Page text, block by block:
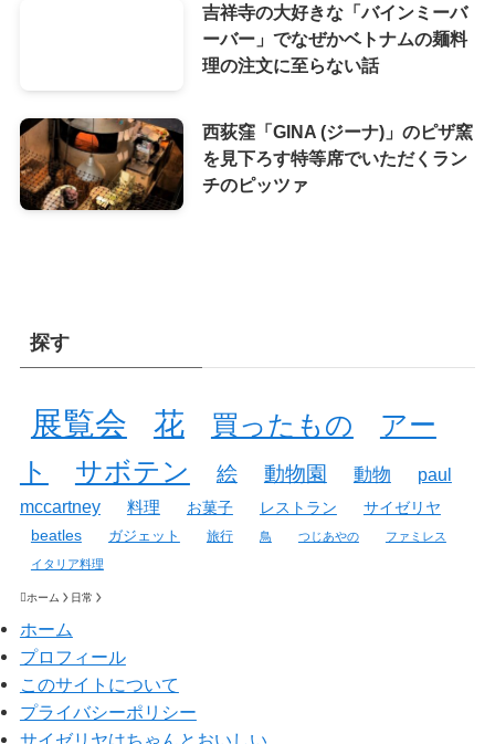
吉祥寺の大好きな「バインミーバ
ーバー」でなぜかベトナムの麺料
理の注文に至らない話
西荻窪「GINA (ジーナ)」のピザ窯
を見下ろす特等席でいただくラン
チのピッツァ
探す
展覧会 花 買ったもの
アー
ト
サボテン 絵 動物園 動物
paul
mccartney
料理 お菓子 レストラン サイゼリヤ
beatles ガジェット 旅行 鳥 つじあやの ファミレス
イタリア料理
ホーム 日常
ホーム
プロフィール
このサイトについて
プライバシーポリシー
サイゼリヤはちゃんとおいしい